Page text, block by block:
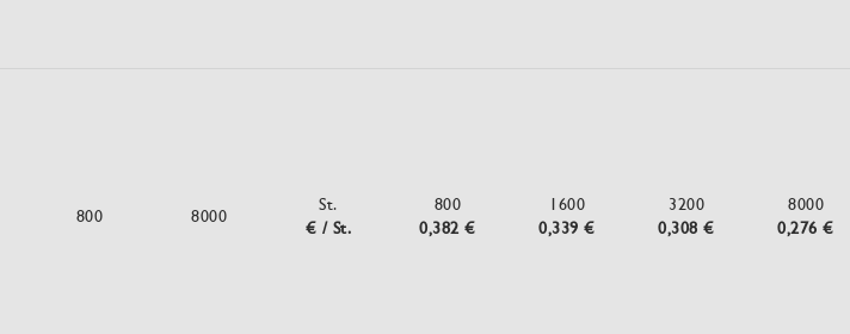
800 8000
St.
€ / St.
800
0,382 €
1600
0,339 €
3200
0,308 €
8000
0,276 €